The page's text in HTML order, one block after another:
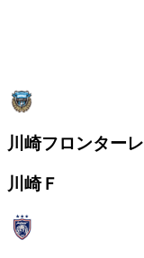
川崎フロンターレ
川崎Ｆ